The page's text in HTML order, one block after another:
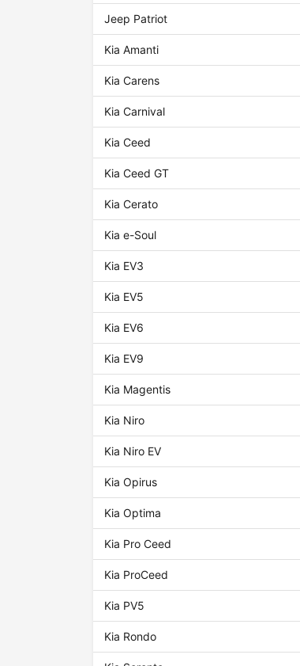
Jeep Patriot
Kia Amanti
Kia Carens
Kia Carnival
Kia Ceed
Kia Ceed GT
Kia Cerato
Kia e-Soul
Kia EV3
Kia EV5
Kia EV6
Kia EV9
Kia Magentis
Kia Niro
Kia Niro EV
Kia Opirus
Kia Optima
Kia Pro Ceed
Kia ProCeed
Kia PV5
Kia Rondo